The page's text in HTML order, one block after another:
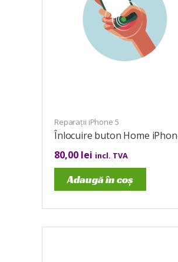
Reparații iPhone 5
Înlocuire buton Home
80,00 lei incl. TVA
Adaugă în coș